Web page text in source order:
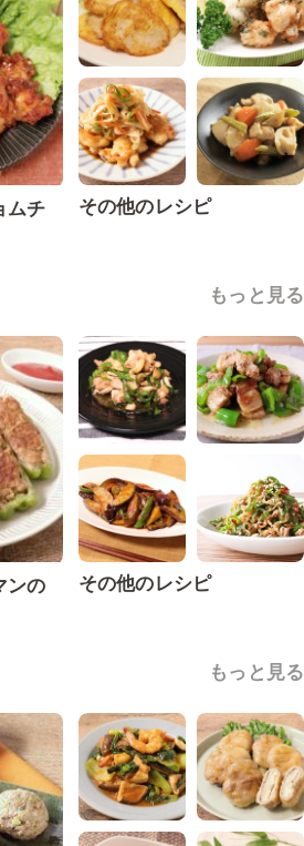
ムチ
その他のレシピ
もっと見る
ンの
その他のレシピ
もっと見る